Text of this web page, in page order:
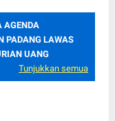
AGENDA
PADANG LAWAS
UANG
Tunjukkan semua